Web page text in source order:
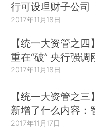
行可设理财子公司
2017年11月18日
【统一大资管之
重在“破” 央行强调
2017年11月18日
【统一大资管之
新增了什么内容：
2017年11月17日